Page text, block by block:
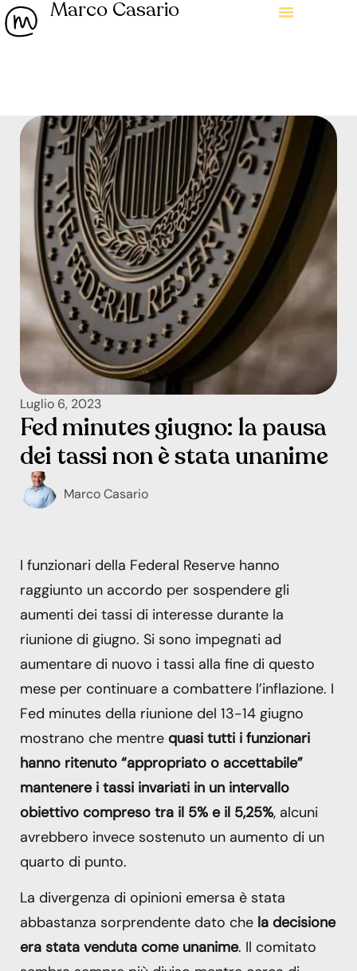
Marco Casario
Luglio 6, 2023
Fed minutes giugno: la pausa
dei tassi non è stata unanime
Marco Casario
I funzionari della Federal Reserve hanno
raggiunto un accordo per sospendere gli
aumenti dei tassi di interesse durante la
riunione di giugno. Si sono impegnati ad
aumentare di nuovo i tassi alla fine di questo
mese per continuare a combattere l’inflazione. I
Fed minutes della riunione del 13-14 giugno
mostrano che mentre quasi tutti i funzionari
hanno ritenuto “appropriato o accettabile”
mantenere i tassi invariati in un intervallo
obiettivo compreso tra il 5% e il 5,25%, alcuni
avrebbero invece sostenuto un aumento di un
quarto di punto.
La divergenza di opinioni emersa è stata
abbastanza sorprendente dato che la decisione
era stata venduta come unanime. Il comitato